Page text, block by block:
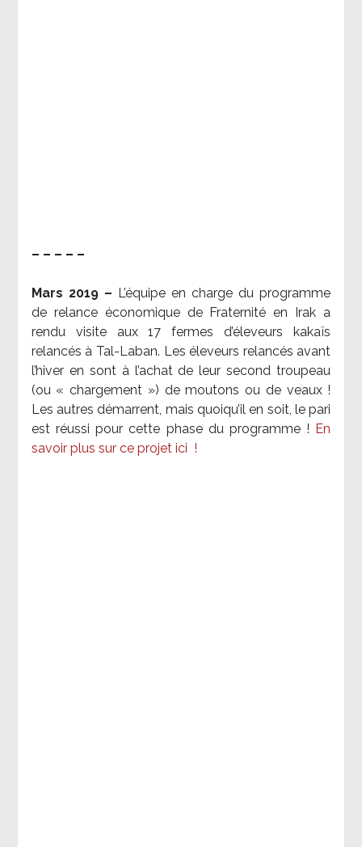
– – – – –
Mars 2019 – L’équipe en charge du programme
de relance économique de Fraternité en Irak a
rendu visite aux 17 fermes d’éleveurs kakaïs
relancés à Tal-Laban. Les éleveurs relancés avant
l’hiver en sont à l’achat de leur second troupeau
(ou « chargement ») de moutons ou de veaux !
Les autres démarrent, mais quoiqu’il en soit, le pari
est réussi pour cette phase du programme ! En
savoir plus sur ce projet ici !